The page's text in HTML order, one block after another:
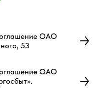
ОАО
53
ОАО